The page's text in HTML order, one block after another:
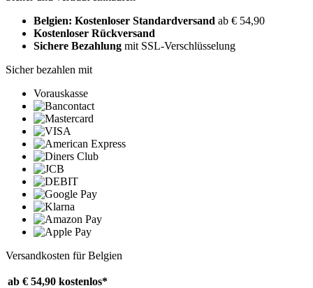
Belgien: Kostenloser Standardversand ab € 54,90
Kostenloser Rückversand
Sichere Bezahlung mit SSL-Verschlüsselung
Sicher bezahlen mit
Vorauskasse
Versandkosten für Belgien
ab € 54,90 kostenlos*